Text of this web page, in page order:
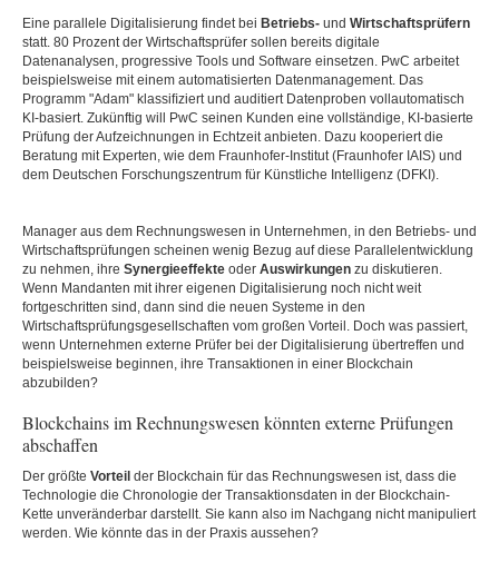
Eine parallele Digitalisierung findet bei Betriebs- und Wirtschaftsprüfern
statt. 80 Prozent der Wirtschaftsprüfer sollen bereits digitale
Datenanalysen, progressive Tools und Software einsetzen. PwC arbeitet
beispielsweise mit einem automatisierten Datenmanagement. Das
Programm "Adam" klassiﬁziert und auditiert Datenproben vollautomatisch
KI-basiert. Zukünftig will PwC seinen Kunden eine vollständige, KI-basierte
Prüfung der Aufzeichnungen in Echtzeit anbieten. Dazu kooperiert die
Beratung mit Experten, wie dem Fraunhofer-Institut (Fraunhofer IAIS) und
dem Deutschen Forschungszentrum für Künstliche Intelligenz (DFKI).
Manager aus dem Rechnungswesen in Unternehmen, in den Betriebs- und
Wirtschaftsprüfungen scheinen wenig Bezug auf diese Parallelentwicklung
zu nehmen, ihre Synergieeffekte oder Auswirkungen zu diskutieren.
Wenn Mandanten mit ihrer eigenen Digitalisierung noch nicht weit
fortgeschritten sind, dann sind die neuen Systeme in den
Wirtschaftsprüfungsgesellschaften vom großen Vorteil. Doch was passiert,
wenn Unternehmen externe Prüfer bei der Digitalisierung übertreffen und
beispielsweise beginnen, ihre Transaktionen in einer Blockchain
abzubilden?
Blockchains im Rechnungswesen könnten externe Prüfungen
abschaffen
Der größte Vorteil der Blockchain für das Rechnungswesen ist, dass die
Technologie die Chronologie der Transaktionsdaten in der Blockchain-
Kette unveränderbar darstellt. Sie kann also im Nachgang nicht manipuliert
werden. Wie könnte das in der Praxis aussehen?